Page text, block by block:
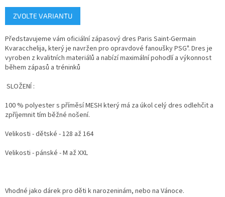
Měrná
cena:
ZVOLTE VARIANTU
Představujeme vám oficiální zápasový dres Paris Saint-Germain
Kvaracchelija, který je navržen pro opravdové fanoušky PSG". Dres je
vyroben z kvalitních materiálů a nabízí maximální pohodlí a výkonnost
během zápasů a tréninků
SLOŽENÍ :
100 % polyester s příměsí MESH který má za úkol celý dres odlehčit a
zpříjemnit tím běžné nošení.
Velikosti - dětské - 128 až 164
Velikosti - pánské - M až XXL
Vhodné jako dárek pro děti k narozeninám, nebo na Vánoce.